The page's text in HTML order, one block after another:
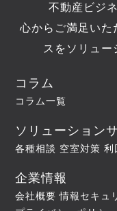
不動産ビジ
心からご満足いた
スをソリュー
コラム
コラム一覧
ソリューション
各種相談 空室対策 利
企業情報
会社概要 情報セキュ